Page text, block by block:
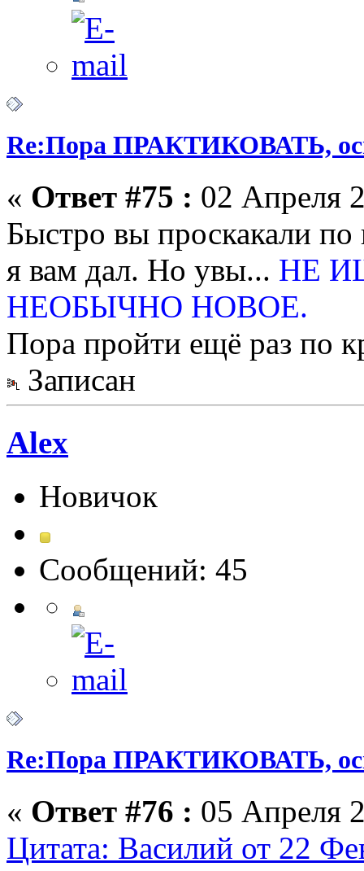
Re:Пора ПРАКТИКОВАТЬ,
« Ответ #75 : 02 Апреля
Быстро вы проскакали по
я вам дал. Но увы... НЕ
НЕОБЫЧНО НОВОЕ.
Пора пройти ещё раз по
Записан
Alex
Новичок
Сообщений: 45
Re:Пора ПРАКТИКОВАТЬ,
« Ответ #76 : 05 Апреля
Цитата: Василий от 22